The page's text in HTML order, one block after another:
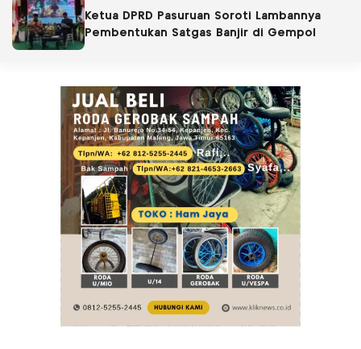
Ketua DPRD Pasuruan Soroti Lambannya
Pembentukan Satgas Banjir di Gempol